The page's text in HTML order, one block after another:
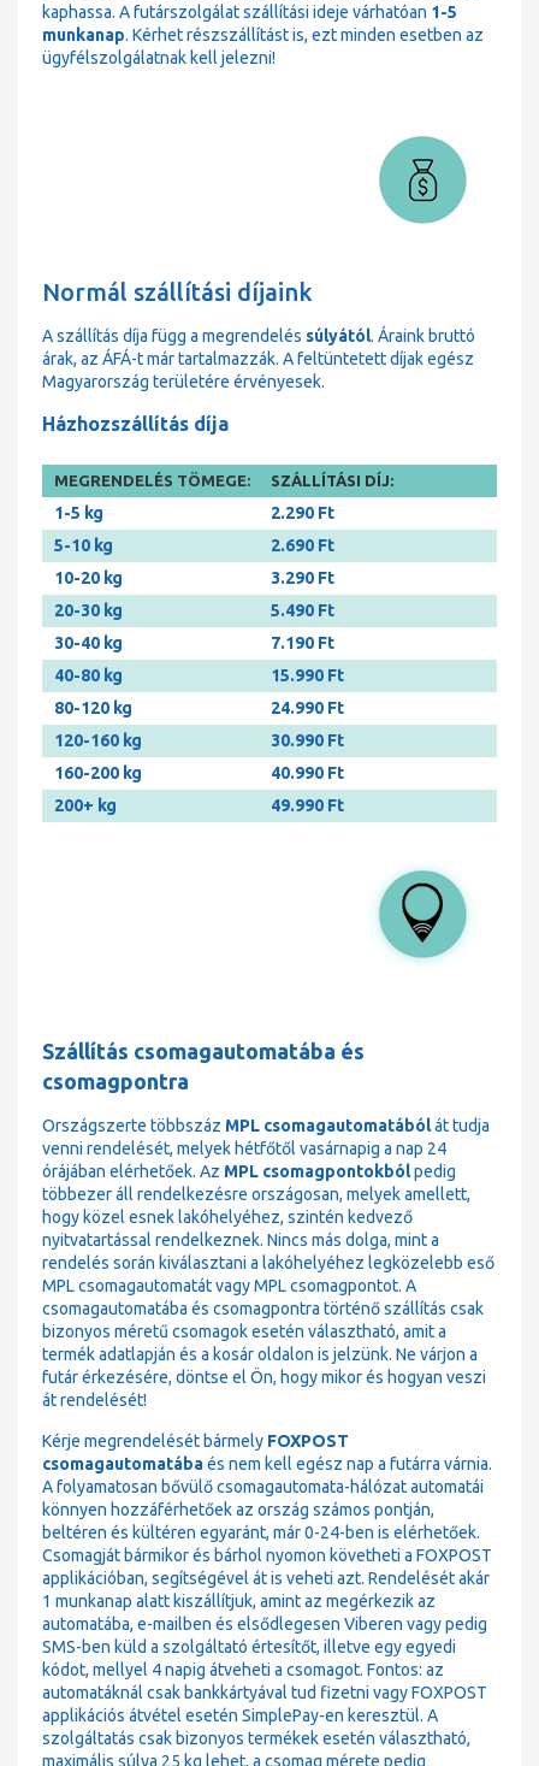
kaphassa. A futárszolgálat szállítási ideje várhatóan 1-5
munkanap. Kérhet részszállítást is, ezt minden esetben az
ügyfélszolgálatnak kell jelezni!
Normál szállítási díjaink
A szállítás díja függ a megrendelés súlyától. Áraink bruttó
árak, az ÁFÁ-t már tartalmazzák. A feltüntetett díjak egész
Magyarország területére érvényesek.
Házhozszállítás díja
MEGRENDELÉS TÖMEGE: SZÁLLÍTÁSI DÍJ:
1-5 kg
2.290 Ft
5-10 kg
2.690 Ft
10-20 kg
3.290 Ft
20-30 kg
5.490 Ft
30-40 kg
7.190 Ft
40-80 kg
15.990 Ft
80-120 kg
24.990 Ft
120-160 kg
30.990 Ft
160-200 kg
40.990 Ft
200+ kg
49.990 Ft
Szállítás csomagautomatába és
csomagpontra
Országszerte többszáz MPL csomagautomatábólát tudja
venni rendelését, melyek hétfőtől vasárnapig a nap 24
órájában elérhetőek. Az MPL csomagpontokbólpedig
többezer áll rendelkezésre országosan, melyek amellett,
hogy közel esnek lakóhelyéhez, szintén kedvező
nyitvatartással rendelkeznek. Nincs más dolga, mint a
rendelés során kiválasztani a lakóhelyéhez legközelebb eső
MPL csomagautomatát vagy MPL csomagpontot. A
csomagautomatába és csomagpontra történő szállítás csak
bizonyos méretű csomagok esetén választható, amit a
termék adatlapján és a kosár oldalon is jelzünk. Ne várjon a
futár érkezésére, döntse el Ön, hogy mikor és hogyan veszi
át rendelését!
Kérje megrendelését bármely FOXPOST
csomagautomatábaés nem kell egész nap a futárra várnia.
A folyamatosan bővülő csomagautomata-hálózat automatái
könnyen hozzáférhetőek az ország számos pontján,
beltéren és kültéren egyaránt, már 0-24-ben is elérhetőek.
Csomagját bármikor és bárhol nyomon követheti a FOXPOST
applikációban, segítségével át is veheti azt. Rendelését akár
1 munkanap alatt kiszállítjuk, amint az megérkezik az
automatába, e-mailben és elsődlegesen Viberen vagy pedig
SMS-ben küld a szolgáltató értesítőt, illetve egy egyedi
kódot, mellyel 4 napig átveheti a csomagot. Fontos: az
automatáknál csak bankkártyával tud fizetni vagy FOXPOST
applikációs átvétel esetén SimplePay-en keresztül. A
szolgáltatás csak bizonyos termékek esetén választható,
maximális súlya 25 kg lehet, a csomag mérete pedig